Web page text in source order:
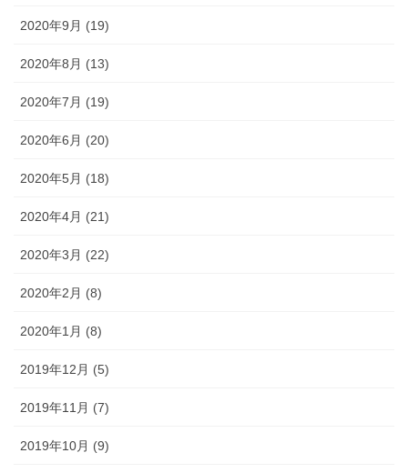
2020年9月 (19)
2020年8月 (13)
2020年7月 (19)
2020年6月 (20)
2020年5月 (18)
2020年4月 (21)
2020年3月 (22)
2020年2月 (8)
2020年1月 (8)
2019年12月 (5)
2019年11月 (7)
2019年10月 (9)